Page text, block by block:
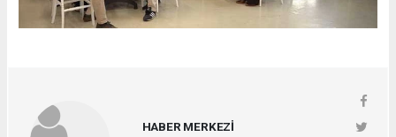
HABER MERKEZİ